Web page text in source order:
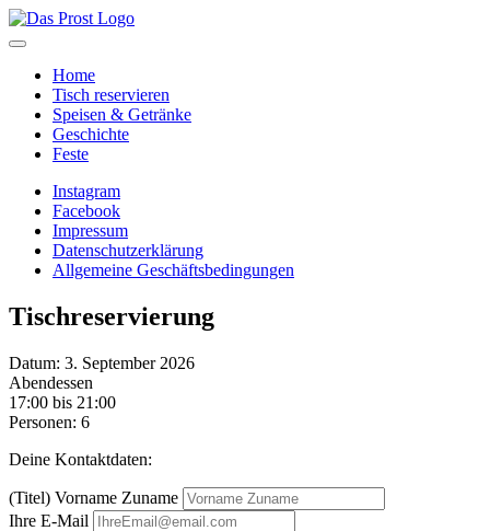
Home
Tisch reservieren
Speisen & Getränke
Geschichte
Feste
Instagram
Facebook
Impressum
Datenschutzerklärung
Allgemeine Geschäftsbedingungen
Tischreservierung
Datum: 3. September 2026
Abendessen
17:00 bis 21:00
Personen: 6
Deine Kontaktdaten:
(Titel) Vorname Zuname
Ihre E-Mail